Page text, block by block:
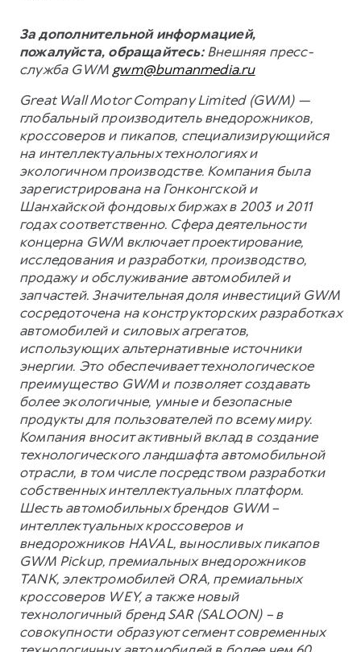
За дополнительной информацией,
пожалуйста, обращайтесь: Внешняя пресс-
служба GWM gwm@bumanmedia.ru
Great Wall Motor Company Limited (GWM) —
глобальный производитель внедорожников,
кроссоверов и пикапов, специализирующийся
на интеллектуальных технологиях и
экологичном производстве. Компания была
зарегистрирована на Гонконгской и
Шанхайской фондовых биржах в 2003 и 2011
годах соответственно. Сфера деятельности
концерна GWM включает проектирование,
исследования и разработки, производство,
продажу и обслуживание автомобилей и
запчастей. Значительная доля инвестиций GWM
сосредоточена на конструкторских разработках
автомобилей и силовых агрегатов,
использующих альтернативные источники
энергии. Это обеспечивает технологическое
преимущество GWM и позволяет создавать
более экологичные, умные и безопасные
продукты для пользователей по всему миру.
Компания вносит активный вклад в создание
технологического ландшафта автомобильной
отрасли, в том числе посредством разработки
собственных интеллектуальных платформ.
Шесть автомобильных брендов GWM –
интеллектуальных кроссоверов и
внедорожников HAVAL, выносливых пикапов
GWM Pickup, премиальных внедорожников
TANK, электромобилей ORA, премиальных
кроссоверов WEY, а также новый
технологичный бренд SAR (SALOON) – в
совокупности образуют сегмент современных